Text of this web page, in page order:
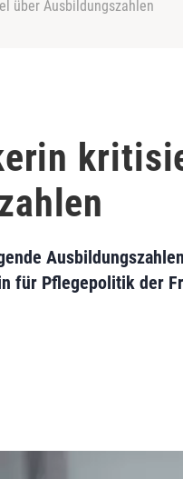
über Ausbildungszahlen
für Pflegepolitik der